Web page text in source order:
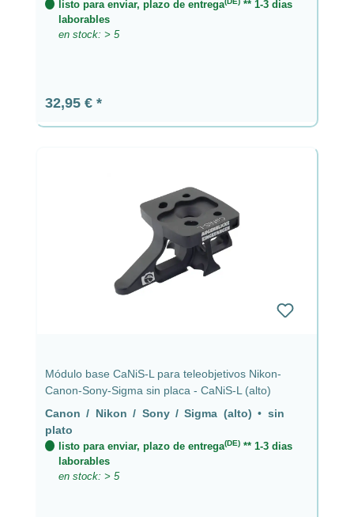
listo para enviar, plazo de entrega
** 1-3 dias
laborables
en stock: > 5
Precio normal:
32,95 €
Módulo base CaNiS-L para teleobjetivos Nikon-
Canon-Sony-Sigma sin placa - CaNiS-L (alto)
Canon / Nikon / Sony / Sigma (alto) • sin
plato
listo para enviar, plazo de entrega(DE) ** 1-3 dias
laborables
en stock: > 5